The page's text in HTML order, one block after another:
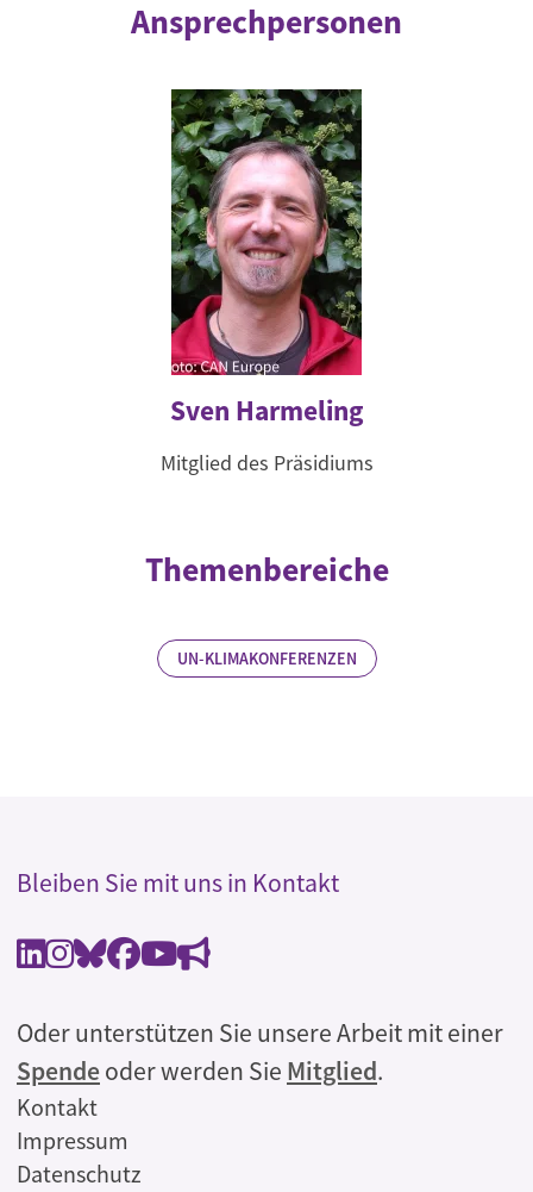
Ansprechpersonen
Sven Harmeling
Mitglied des Präsidiums
Themenbereiche
UN-KLIMAKONFERENZEN
Bleiben Sie mit uns in Kontakt
Oder unterstützen Sie unsere Arbeit mit einer
Spendeoder werden Sie Mitglied.
Rechtliches
Kontakt
Impressum
Datenschutz